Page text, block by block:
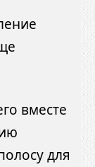
вместе
для